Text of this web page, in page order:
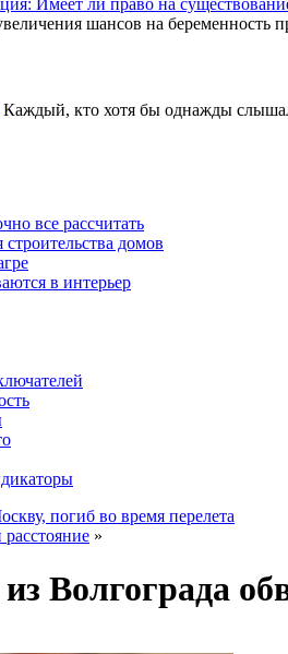
Имеет ли право на
шансов на беременность
Каждый, кто хотя бы однажды слышал
все рассчитать
домов
в интерьер
погиб во время перелета
»
из Волгограда